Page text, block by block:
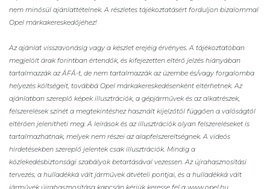
nem minősül ajánlattételnek. A részletes tájékoztatásért forduljon bizalommal
Opel márkakereskedőjéhez!
Az ajánlat visszavonásig vagy a készlet erejéig érvényes. A tájékoztatóban
megjelölt árak forintban értendők, és kifejezetten eltérő jelzés hiányában
tartalmazzák az ÁFÁ-t, de nem tartalmazzák az üzembe és/vagy forgalomba
helyezés költségeit, továbbá Opel márkakereskedésenként eltérhetnek. Az
ajánlatban szereplő képek illusztrációk, a gépjárművek és az alkatrészek,
felszerelések színét a megtekintéshez használt kijelzőtől függően a valóságtól
eltérően jelenítheti meg. A leírások és az illusztrációk olyan felszereléseket is
tartalmazhatnak, melyek nem részei az alapfelszereltségnek. A videós
hirdetésekben szereplő jelentek csak illusztrációk. Mindig a
közlekedésbiztonsági szabályok betartásával vezessen. Az újrahasznosítási
tervezés, a hulladékká vált járművek átvételi pontjai, és a hulladékká vált
járművek újrahasznosítása kapcsán kérjük keresse fel a www.opel.hu